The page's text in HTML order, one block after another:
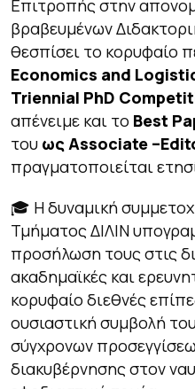
Επιτροπής στην
βραβευμένων
θεσπίσει το κορυφαίο
Economics and
Triennial PhD
απένειμε και το Best
του ως Associate –
πραγματοποιείται
🎓 Η δυναμική
Τμήματος ΔΙΛΙΝ
προσήλωση τους στις
ακαδημαϊκές και
κορυφαίο διεθνές
ουσιαστική συμβολή
σύγχρονων
διακυβέρνησης στον